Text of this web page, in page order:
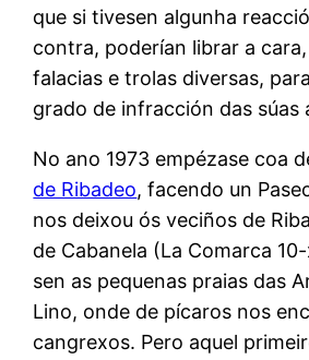
que si tivesen algunha
contra, poderían librar a
falacias e trolas diversas,
grado de infracción das súas
No ano 1973 empézase coa
de Ribadeo, facendo un
nos deixou ós veciños de
de Cabanela (La Comarca
sen as pequenas praias das
Lino, onde de pícaros nos
cangrexos. Pero aquel